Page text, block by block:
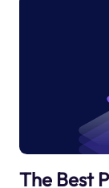
The Best